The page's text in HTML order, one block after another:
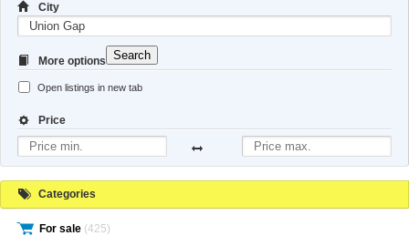
City
More options
Open listings in new tab
Price
Search
Categories
For sale (425)